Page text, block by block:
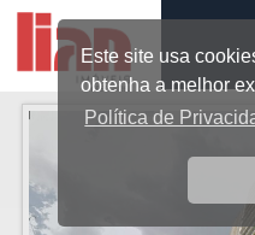
Este site usa
obtenha a melhor
Política de